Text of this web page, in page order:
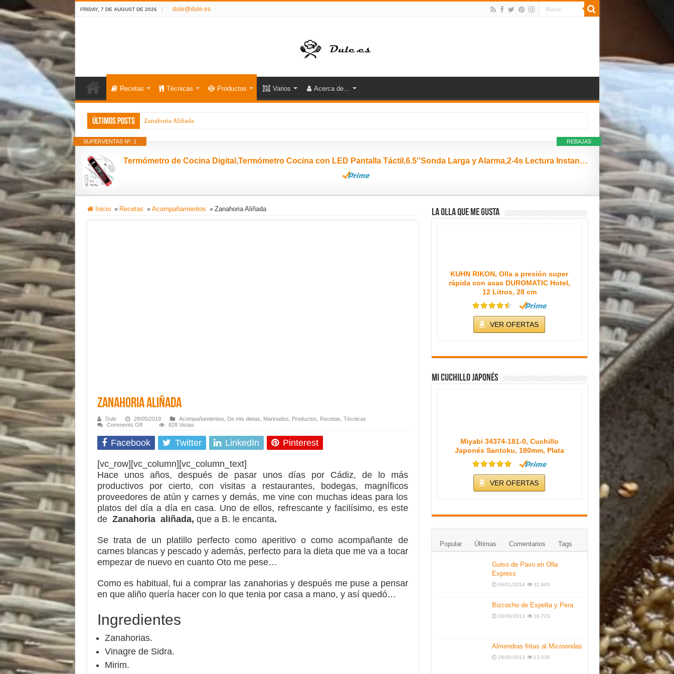
FRIDAY, 7 DE AUGUST DE 2026 dule@dule.es
Recetas Técnicas Productos Varios Acerca de…
Últimos posts Zanahoria Aliñada
REBAJAS
SUPERVENTAS Nº. 1
Termómetro de Cocina Digital,Termómetro Cocina con LED Pantalla Táctil,6.5''Sonda Larga y Alarma,2-4s Lectura Instantánea,IPX6 Impermeable,Termómetro Horno para Agua,Carne,Barbacoa,Comida,Leche,Aceite
Inicio » Recetas » Acompañamientos » Zanahoria Aliñada
Zanahoria Aliñada
Dule 28/05/2019 Acompañamientos De mis dietas Marinados Productos Recetas Técnicas
Comments Offon
Aliñada
828 Vistas
Facebook Twitter LinkedIn Pinterest
[vc_row][vc_column][vc_column_text]
Hace unos años, después de pasar unos días por Cádiz, de lo más
productivos por cierto, con visitas a restaurantes, bodegas, magníficos
proveedores de atún y carnes y demás, me vine con muchas ideas para los
platos del día a día en casa. Uno de ellos, refrescante y facilísimo, es este
de Zanahoria aliñada, que a B. le encanta.
Se trata de un platillo perfecto como aperitivo o como acompañante de
carnes blancas y pescado y además, perfecto para la dieta que me va a tocar
empezar de nuevo en cuanto Oto me pese…
Como es habitual, fui a comprar las zanahorias y después me puse a pensar
en que aliño quería hacer con lo que tenia por casa a mano, y así quedó…
Ingredientes
Zanahorias.
Vinagre de Sidra.
Mirim.
La olla que me gusta
KUHN RIKON, Olla a presión super
rápida con asas DUROMATIC Hotel,
12 Litros, 28 cm
VER OFERTAS
Mi cuchillo japonés
Miyabi 34374-181-0, Cuchillo
Japonés Santoku, 180mm, Plata
VER OFERTAS
Popular Últimas Comentarios Tags
Guiso de Pavo en Olla
Express
09/01/2014 32,893
Bizcocho de Espelta y Pera
29/09/2013 16,723
Almendras fritas al Microondas
28/06/2013 13,036